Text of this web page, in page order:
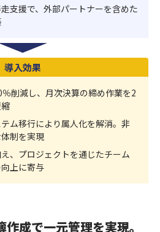
支援で、外部パートナーを含めた
導入効果
削減し、月次決算の締め作業を2
ム移行により属人化を解消。非
制を実現
、プロジェクトを通じたチーム
上に寄与
成で一元管理を実現。